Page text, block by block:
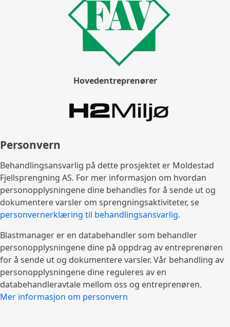
Hovedentreprenører
Personvern
Behandlingsansvarlig på dette prosjektet er Moldestad
Fjellsprengning AS. For mer informasjon om hvordan
personopplysningene dine behandles for å sende ut og
dokumentere varsler om sprengningsaktiviteter, se
personvernerklæring til behandlingsansvarlig.
Blastmanager er en databehandler som behandler
personopplysningene dine på oppdrag av entreprenøren
for å sende ut og dokumentere varsler. Vår behandling av
personopplysningene dine reguleres av en
databehandleravtale mellom oss og entreprenøren.
Mer informasjon om personvern